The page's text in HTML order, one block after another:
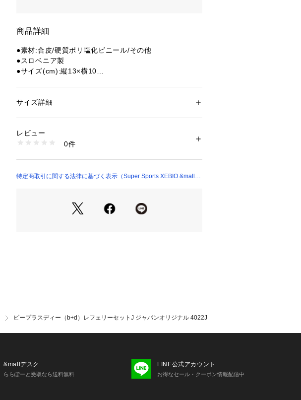
商品詳細
●素材:合皮/硬質ポリ塩化ビニール/その他
●スロベニア製
●サイズ(cm):縦13×横10
記と異なる場合がございます。
※ブラウザやお使いのモニター環境により、掲載画像と
いて、予告なく変更することがあります。あらかじめご
ットボール サッカー小物 小物 アクセサリー アクセサリ
ー サッカーレフリー レフリー レフリー用品 レフリー小
性別：レディース
1540000410291
サイズ詳細
レビュー
0件
特定商取引に関する法律に基づく表示（Super Sports XEBIO &mall
ビープラスディー（b+d）レフェリーセットJ ジャパンオリジナル 4022J
&mallデスク
ららぽーと受取なら送料無料
LINE公式アカウント
お得なセール・クーポン情報配信中